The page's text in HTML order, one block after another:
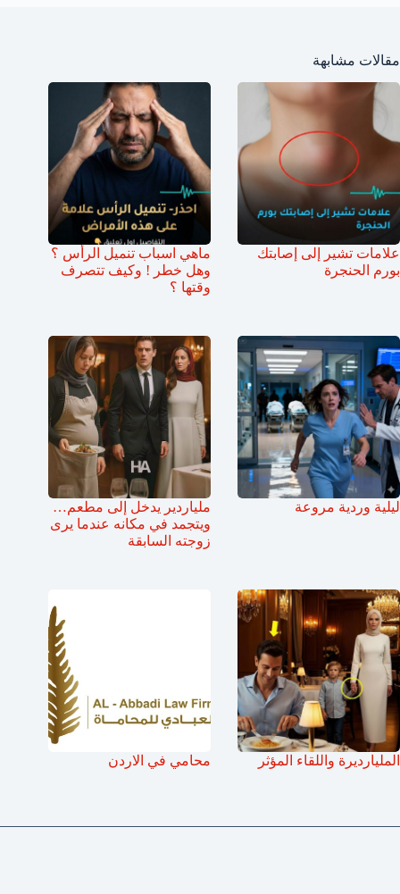
مقالات مشابهة
علامات تشير إلى إصابتك
بورم الحنجرة
ماهي اسباب تنميل الرأس ؟
وهل خطر ! وكيف تتصرف
وقتها ؟
ليلية وردية مروعة
ملياردير يدخل إلى مطعم…
ويتجمد في مكانه عندما يرى
زوجته السابقة
المليارديرة واللقاء المؤثر محامي في الاردن